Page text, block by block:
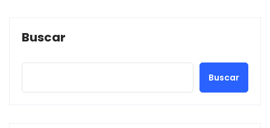
Buscar
Buscar